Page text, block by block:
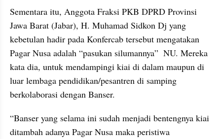
Sementara itu, Anggota Fraksi PKB DPRD Provinsi
Jawa Barat (Jabar), H. Muhamad Sidkon Dj yang
kebetulan hadir pada Konfercab tersebut mengatakan
Pagar Nusa adalah “pasukan silumannya”  NU. Mereka
kata dia, untuk mendampingi kiai di dalam maupun di
luar lembaga pendidikan/pesantren di samping
berkolaborasi dengan Banser.
“Banser yang selama ini sudah menjadi bentengnya kiai
ditambah adanya Pagar Nusa maka peristiwa